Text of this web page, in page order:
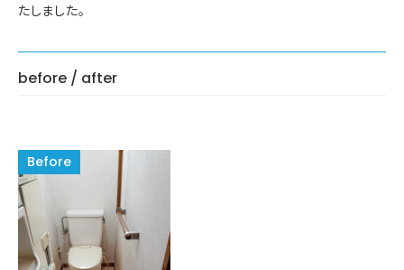
たしました。
before / after